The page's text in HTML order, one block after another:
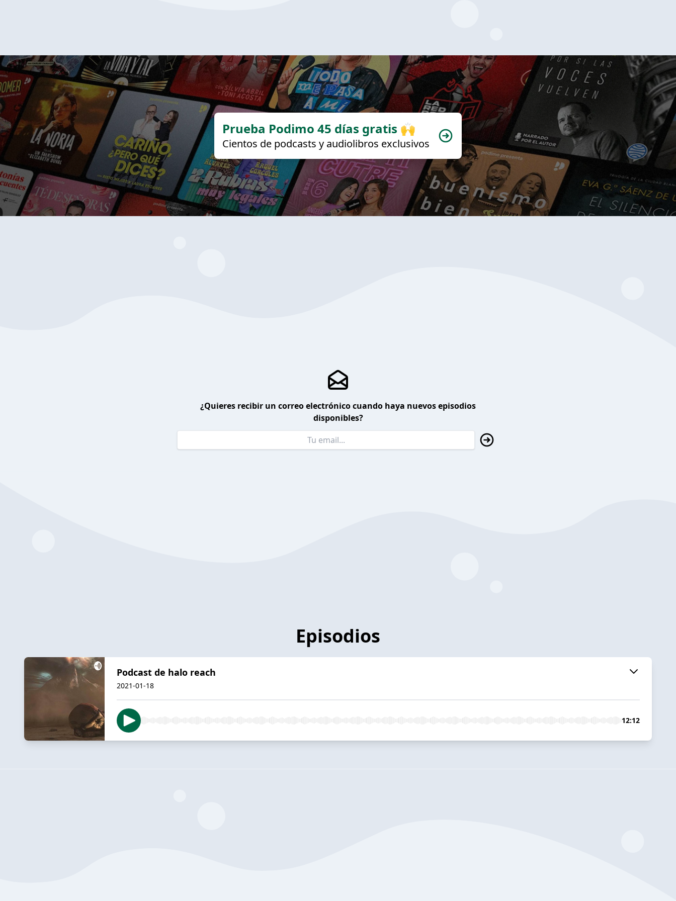
Prueba Podimo 45 días gratis 🙌
Cientos de podcasts y audiolibros exclusivos
¿Quieres recibir un correo electrónico cuando haya nuevos episodios
disponibles?
Episodios
Podcast de halo reach
2021-01-18
12:12